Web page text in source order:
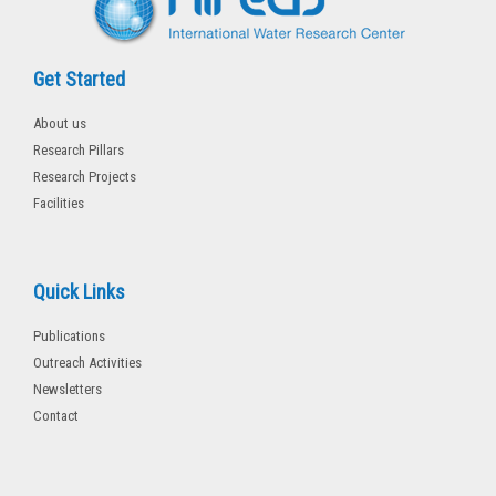
Get Started
About us
Research Pillars
Research Projects
Facilities
Quick Links
Publications
Outreach Activities
Newsletters
Contact